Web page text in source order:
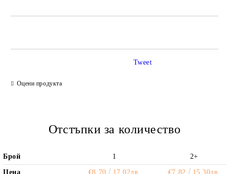
Оцени продукта
Tweet
Отстъпки за количество
Брой 1 2+
Цена €8.70 17.02лв. €7.82 15.30лв.